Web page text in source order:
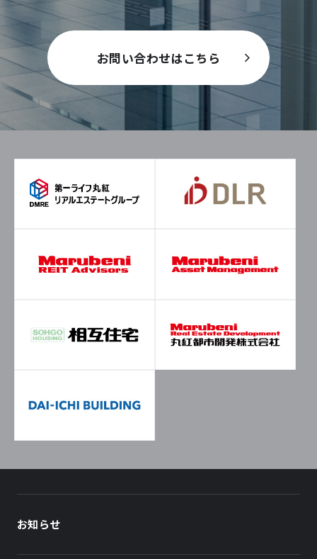
お問い合わせはこちら
お知らせ